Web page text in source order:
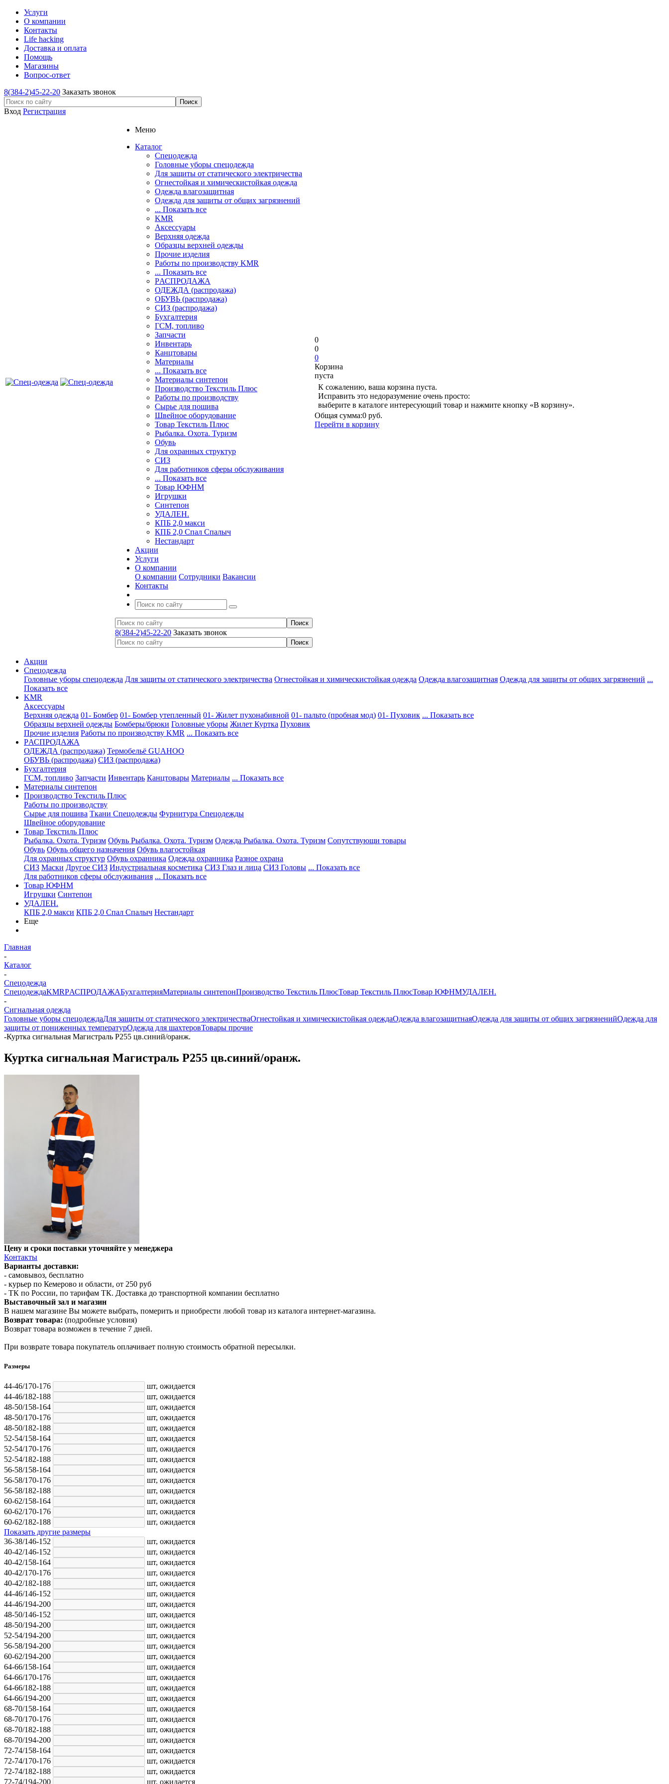
Услуги
О компании
Контакты
Life hacking
Доставка и оплата
Помощь
Магазины
Вопрос-ответ
8(384-2)45-22-20 Заказать звонок
Вход Регистрация
Меню
Каталог
Спецодежда
Головные уборы спецодежда
Для защиты от статического электричества
Огнестойкая и химическистойкая одежда
Одежда влагозащитная
Одежда для защиты от общих загрязнений
... Показать все
KMR
Аксессуары
Верхняя одежда
Образцы верхней одежды
Прочие изделия
Работы по производству KMR
... Показать все
PАСПРОДАЖА
ОДЕЖДА (распродажа)
ОБУВЬ (распродажа)
СИЗ (распродажа)
Бухгалтерия
ГСМ, топливо
Запчасти
Инвентарь
Канцтовары
Материалы
... Показать все
Материалы синтепон
Производство Текстиль Плюс
Работы по производству
Сырье для пошива
Швейное оборудование
Товар Текстиль Плюс
Рыбалка. Охота. Туризм
Обувь
Для охранных структур
СИЗ
Для работников сферы обслуживания
... Показать все
Товар ЮФНМ
Игрушки
Синтепон
УДАЛЕН.
КПБ 2,0 макси
КПБ 2,0 Спал Спалыч
Нестандарт
Акции
Услуги
О компании
О компании Сотрудники Вакансии
Контакты
8(384-2)45-22-20 Заказать звонок
0
0
0
Корзина
пуста
К сожалению, ваша корзина пуста.
Исправить это недоразумение очень просто:
выберите в каталоге интересующий товар и нажмите кнопку «В корзину».
Общая сумма:0 руб.
Перейти в корзину
Акции
Спецодежда
Головные уборы спецодежда Для защиты от статического электричества Огнестойкая и химическистойкая одежда Одежда влагозащитная Одежда для защиты от общих загрязнений ...
Показать все
KMR
Аксессуары
Верхняя одежда 01- Бомбер 01- Бомбер утепленный 01- Жилет пухонабивной 01- пальто (пробная мод) 01- Пуховик ... Показать все
Образцы верхней одежды Бомберы/брюки Головные уборы Жилет Куртка Пуховик
Прочие изделия Работы по производству KMR ... Показать все
PАСПРОДАЖА
ОДЕЖДА (распродажа) Термобельё GUAHOO
ОБУВЬ (распродажа) СИЗ (распродажа)
Бухгалтерия
ГСМ, топливо Запчасти Инвентарь Канцтовары Материалы ... Показать все
Материалы синтепон
Производство Текстиль Плюс
Работы по производству
Сырье для пошива Ткани Спецодежды Фурнитура Спецодежды
Швейное оборудование
Товар Текстиль Плюс
Рыбалка. Охота. Туризм Обувь Рыбалка. Охота. Туризм Одежда Рыбалка. Охота. Туризм Сопутствующи товары
Обувь Обувь общего назначения Обувь влагостойкая
Для охранных структур Обувь охранника Одежда охранника Разное охрана
СИЗ Маски Другое СИЗ Индустриальная косметика СИЗ Глаз и лица СИЗ Головы ... Показать все
Для работников сферы обслуживания ... Показать все
Товар ЮФНМ
Игрушки Синтепон
УДАЛЕН.
КПБ 2,0 макси КПБ 2,0 Спал Спалыч Нестандарт
Еще
Главная
-
Каталог
-
Спецодежда
СпецодеждаKMRPАСПРОДАЖАБухгалтерияМатериалы синтепонПроизводство Текстиль ПлюсТовар Текстиль ПлюсТовар ЮФНМУДАЛЕН.
-
Сигнальная одежда
Головные уборы спецодеждаДля защиты от статического электричестваОгнестойкая и химическистойкая одеждаОдежда влагозащитнаяОдежда для защиты от общих загрязненийОдежда для
защиты от пониженных температурОдежда для шахтеровТовары прочие
-Куртка сигнальная Магистраль Р255 цв.синий/оранж.
Куртка сигнальная Магистраль Р255 цв.синий/оранж.
Цену и сроки поставки уточняйте у менеджера
Контакты
Варианты доставки:
- самовывоз, бесплатно
- курьер по Кемерово и области, от 250 руб
- ТК по России, по тарифам ТК. Доставка до транспортной компании бесплатно
Выставочный зал и магазин
В нашем магазине Вы можете выбрать, померить и приобрести любой товар из каталога интернет-магазина.
Возврат товара: (подробные условия)
Возврат товара возможен в течение 7 дней.
При возврате товара покупатель оплачивает полную стоимость обратной пересылки.
Размеры
44-46/170-176 шт, ожидается
44-46/182-188
шт, ожидается
48-50/158-164
шт, ожидается
48-50/170-176
шт, ожидается
48-50/182-188
шт, ожидается
52-54/158-164
шт, ожидается
52-54/170-176
шт, ожидается
52-54/182-188
шт, ожидается
56-58/158-164
шт, ожидается
56-58/170-176
шт, ожидается
56-58/182-188
шт, ожидается
60-62/158-164
шт, ожидается
60-62/170-176
шт, ожидается
60-62/182-188
шт, ожидается
Показать другие размеры
36-38/146-152
шт, ожидается
40-42/146-152
шт, ожидается
40-42/158-164
шт, ожидается
40-42/170-176
шт, ожидается
40-42/182-188
шт, ожидается
44-46/146-152
шт, ожидается
44-46/194-200
шт, ожидается
48-50/146-152
шт, ожидается
48-50/194-200
шт, ожидается
52-54/194-200
шт, ожидается
56-58/194-200
шт, ожидается
60-62/194-200
шт, ожидается
64-66/158-164
шт, ожидается
64-66/170-176
шт, ожидается
64-66/182-188
шт, ожидается
64-66/194-200
шт, ожидается
68-70/158-164
шт, ожидается
68-70/170-176
шт, ожидается
68-70/182-188
шт, ожидается
68-70/194-200
шт, ожидается
72-74/158-164
шт, ожидается
72-74/170-176
шт, ожидается
72-74/182-188
шт, ожидается
72-74/194-200
шт, ожидается